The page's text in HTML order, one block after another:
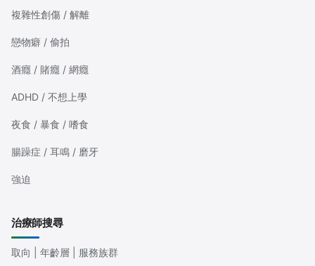
複雜性創傷 / 解離
戀物癖 / 偷拍
酒癮 / 賭癮 / 網癮
ADHD / 不想上學
夜食 / 暴食 / 嗜食
腸躁症 / 耳鳴 / 磨牙
強迫
治療師搜尋
取向 | 年齡層 | 服務族群